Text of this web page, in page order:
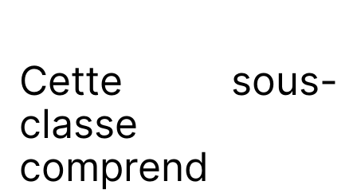
Cette sous-
classe
comprend